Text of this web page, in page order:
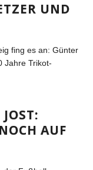
UND A
fing es an: Günter
Jahre Trikot-
AUF